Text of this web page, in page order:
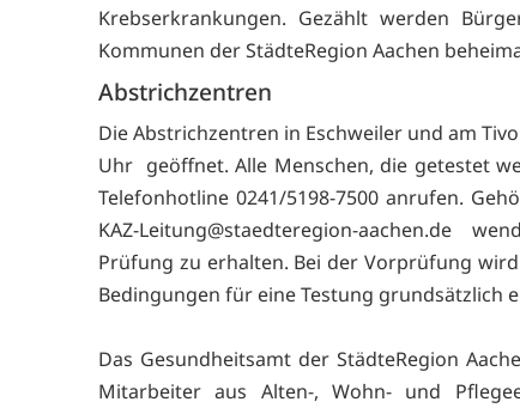
Krebserkrankungen. Gezählt werden
Kommunen der StädteRegion Aachen
Abstrichzentren
Die Abstrichzentren in Eschweiler und am
Uhr geöffnet. Alle Menschen, die getestet
Telefonhotline 0241/5198-7500 anrufen.
KAZ-Leitung@staedteregion-aachen.de
Prüfung zu erhalten. Bei der Vorprüfung
Bedingungen für eine Testung grundsätzlich
Das Gesundheitsamt der StädteRegion
Mitarbeiter aus Alten-, Wohn- und